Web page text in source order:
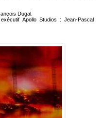
Dugal.
Apollo Studios : Jean-Pascal